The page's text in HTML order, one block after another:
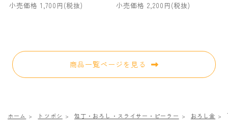
小売価格 1,700円(税抜) 小売価格 2,200円(税抜)
商品一覧ページを見る
ホーム トツボシ 包丁・おろし・スライサー・ピーラー おろし金